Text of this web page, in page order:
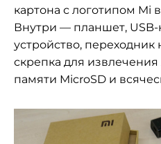
картона с логотипом Mi
Внутри — планшет, USB-
устройство, переходник
скрепка для извлечения
памяти MicroSD и